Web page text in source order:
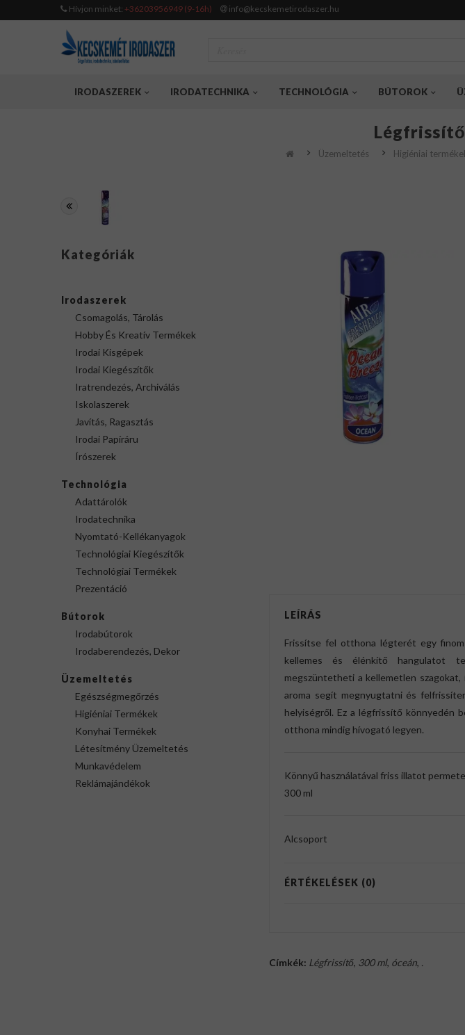
Hívjon minket: +36203956949 (9-16h) info@kecskemetirodaszer.hu
IRODASZEREK IRODATECHNIKA TECHNOLÓGIA BÚTOROK
Üzemeltetés Higiéniai
Kategóriák
Irodaszerek
Csomagolás, Tárolás
Hobby És Kreatív Termékek
Irodai Kisgépek
Irodai Kiegészítők
Iratrendezés, Archiválás
Iskolaszerek
Javítás, Ragasztás
Irodai Papíráru
Írószerek
Technológia
Adattárolók
Irodatechnika
Nyomtató-Kellékanyagok
Technológiai Kiegészítők
Technológiai Termékek
Prezentáció
Bútorok
Irodabútorok
Irodaberendezés, Dekor
Üzemeltetés
Egészségmegőrzés
Higiéniai Termékek
Konyhai Termékek
Létesítmény Üzemeltetés
Munkavédelem
Reklámajándékok
LEÍRÁS
Frissítse fel otthona légterét egy
kellemes és élénkítő hangulatot
megszüntetheti a kellemetlen
aroma segít megnyugtatni és
helyiségről. Ez a légfrissítő könnyedén
otthona mindig hívogató legyen.
Könnyű használatával friss illatot
300 ml
Alcsoport
ÉRTÉKELÉSEK (0)
Címkék: Légfrissítő, 300 ml, óceán, .